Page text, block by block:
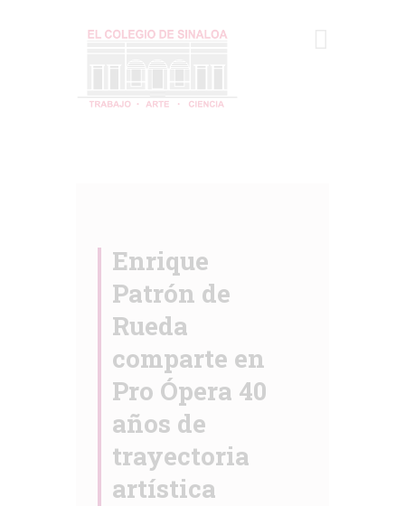
CONVOCATORIAS
ACERVOS
TRANSPARENCIA
Enrique
Patrón de
Rueda
comparte en
Pro Ópera 40
años de
trayectoria
artística